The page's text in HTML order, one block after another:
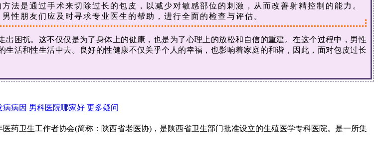
是通过手术来切除过长的包皮，以减少对敏感部位的刺激，从而改善射精控制的能力。
性朋友们应及时寻求专业医生的帮助，进行全面的检查与评估。
扰。这不仅仅是为了身体上的健康，也是为了心理上的放松和自信的重建。在这个过程中，男性
活和性生活中去。良好的性健康不仅关乎个人的幸福，也影响着家庭的和谐，因此，面对包皮过长
病病因 男科医院哪家好 更多疑问
药卫生工作者协会(简称：陕西省老医协)，是陕西省卫生部门批准设立的生殖医学专科医院。是一所集